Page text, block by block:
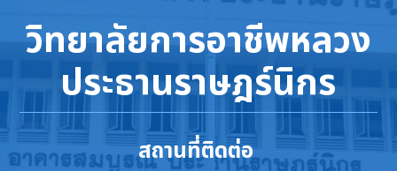
วิทยาลัยการอาชีพหลวง
ประธานราษฎร์นิกร
สถานที่ติดต่อ